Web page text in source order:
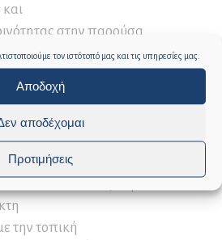
τον ιστότοπό μας και τις υπηρεσίες μας.
Αποδοχή
αποδέχομαι
Προτιμήσεις
στην παρούσα
λαμβάνοντας υπ όψη την
της Συγκλήτου
Αιγαίου, στέκεται
του
την τοπική